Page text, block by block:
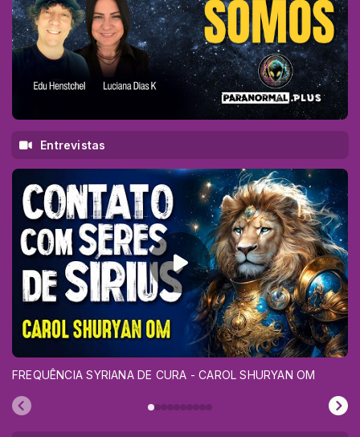
Entrevistas
FREQUÊNCIA SYRIANA DE CURA - CAROL SHURYAN OM